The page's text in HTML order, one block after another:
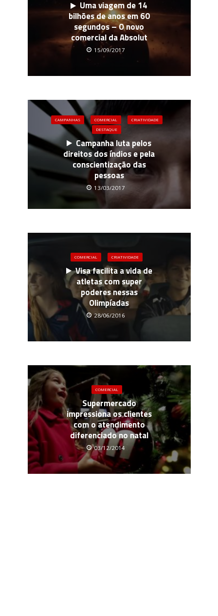
Uma viagem de 14
bilhões de anos em 60
segundos – O novo
comercial da Absolut
15/09/2017
CAMPANHAS COMERCIAL
CRIATIVIDADE
DESTAQUE
Campanha luta pelos
direitos dos índios e pela
conscientização das
pessoas
13/03/2017
COMERCIAL CRIATIVIDADE
Visa facilita a vida de
atletas com super
poderes nessas
Olimpíadas
28/06/2016
COMERCIAL
Supermercado
impressiona os clientes
com o atendimento
diferenciado no natal
03/12/2014